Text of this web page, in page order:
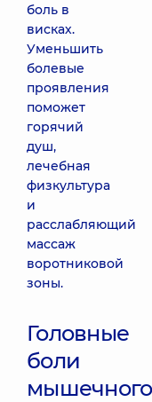
боль в
висках.
Уменьшить
болевые
проявления
поможет
горячий
душ,
лечебная
физкультура
и
расслабляющий
массаж
воротниковой
зоны.
Головные
боли
мышечного